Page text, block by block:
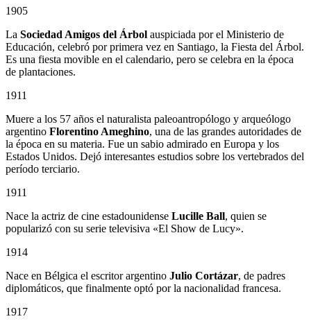
1905
La Sociedad Amigos del Árbol auspiciada por el Ministerio de
Educación, celebró por primera vez en Santiago, la Fiesta del Árbol.
Es una fiesta movible en el calendario, pero se celebra en la época
de plantaciones.
1911
Muere a los 57 años el naturalista paleoantropólogo y arqueólogo
argentino Florentino Ameghino, una de las grandes autoridades de
la época en su materia. Fue un sabio admirado en Europa y los
Estados Unidos. Dejó interesantes estudios sobre los vertebrados del
período terciario.
1911
Nace la actriz de cine estadounidense Lucille Ball, quien se
popularizó con su serie televisiva «El Show de Lucy».
1914
Nace en Bélgica el escritor argentino Julio Cortázar, de padres
diplomáticos, que finalmente optó por la nacionalidad francesa.
1917